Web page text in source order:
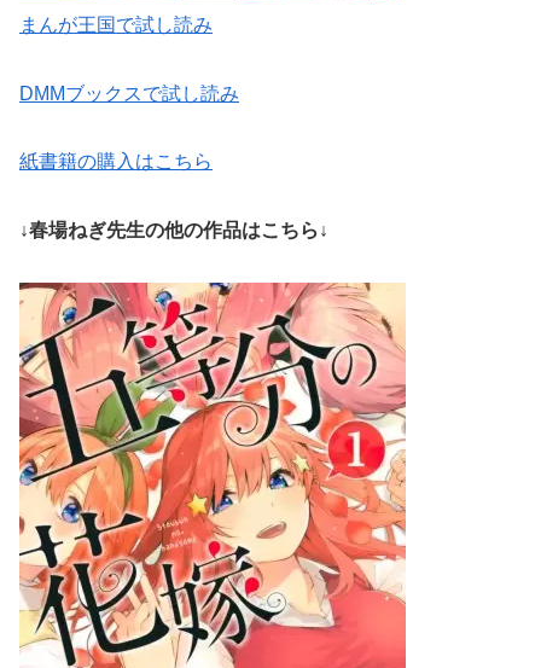
まんが王国で試し読み
DMMブックスで試し読み
紙書籍の購入はこちら
↓春場ねぎ先生の他の作品はこちら↓